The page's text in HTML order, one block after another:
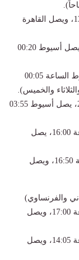
قطار رقم 2011 (VIP): يقوم من أسيوط الساعة 13:00، ويصل القاهرة
قطار رقم 83 (نوم): يقوم من أسوان الساعة 16:20، يصل أسيوط 00:20
قطار رقم 1091 (نوم + VIP بريميوم): يقوم من أسيوط الساعة 00:05
قطار رقم 1087 (نوم): يقوم من أسوان الساعة 20:15، يصل أسيوط 03:55
قطار رقم 2015 (ثانية فاخرة): يقوم من أسوان الساعة 16:00، يصل
قطار رقم 929 (ثانية فاخرة): يقوم من أسيوط الساعة 16:50، ويصل
والفرنساوي)
قطار رقم 1902 (ثالثة مكيفة): يقوم من أسوان الساعة 17:00، ويصل
قطار رقم 2013 (ثالثة مكيفة): يقوم من أسوان الساعة 14:05، ويصل